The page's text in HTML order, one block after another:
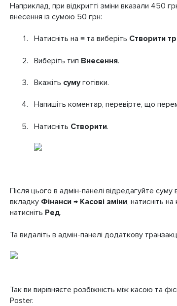
Наприклад, при відкритті зміни вказали 450
внесення із сумою 50 грн:
Натисніть на ≡ та виберіть Створити
Виберіть тип Внесення.
Вкажіть сумуготівки.
Напишіть коментар, перевірте, що
Натисніть Створити.
Після цього в адмін-панелі відредагуйте
вкладку Фінанси → Касові зміни, натисніть
натисніть Ред.
Та видаліть в адмін-панелі додаткову
Так ви вирівняєте розбіжність між касою та
Poster.